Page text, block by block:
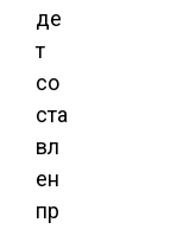
де
т
со
ста
вл
ен
пр